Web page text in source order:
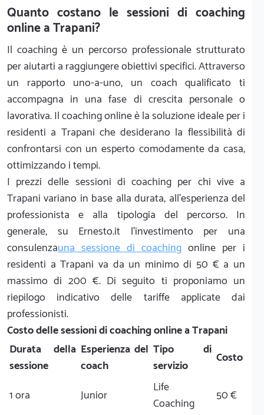
Quanto costano le sessioni di coaching
online a Trapani?
Il coaching è un percorso professionale strutturato
per aiutarti a raggiungere obiettivi specifici. Attraverso
un rapporto uno-a-uno, un coach qualificato ti
accompagna in una fase di crescita personale o
lavorativa. Il coaching online è la soluzione ideale per i
residenti a Trapani che desiderano la flessibilità di
confrontarsi con un esperto comodamente da casa,
ottimizzando i tempi.
I prezzi delle sessioni di coaching per chi vive a
Trapani variano in base alla durata, all'esperienza del
professionista e alla tipologia del percorso. In
generale, su Ernesto.it l'investimento per una
consulenzauna sessione di coaching online per i
residenti a Trapani va da un minimo di 50 € a un
massimo di 200 €. Di seguito ti proponiamo un
riepilogo indicativo delle tariffe applicate dai
professionisti.
Costo delle sessioni di coaching online a Trapani
Durata della
sessione
Esperienza del
coach
Tipo di
servizio
Costo
1 ora Junior
Life
Coaching
50 €